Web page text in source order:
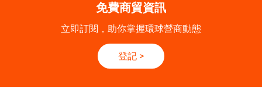
免費商貿資訊
立即訂閱，助你掌握環球營商動態
登記 >